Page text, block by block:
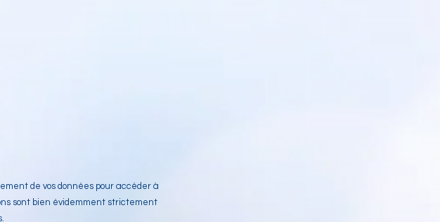
de vos données pour accéder à
sont bien évidemment strictement